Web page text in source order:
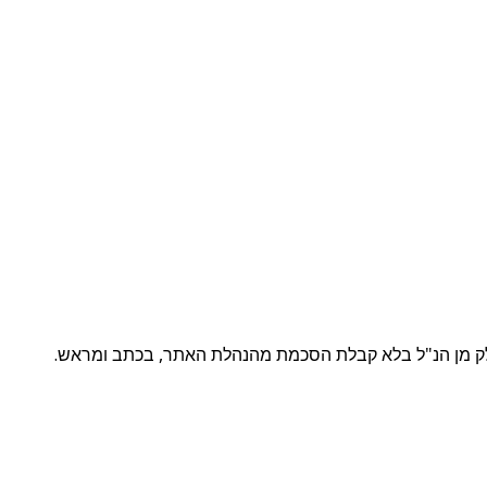
מן הנ"ל בלא קבלת הסכמת מהנהלת האתר, בכתב ומראש.